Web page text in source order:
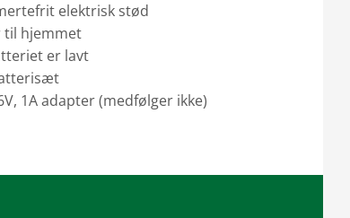
elektrisk stød
til hjemmet
er lavt
1A adapter (medfølger ikke)